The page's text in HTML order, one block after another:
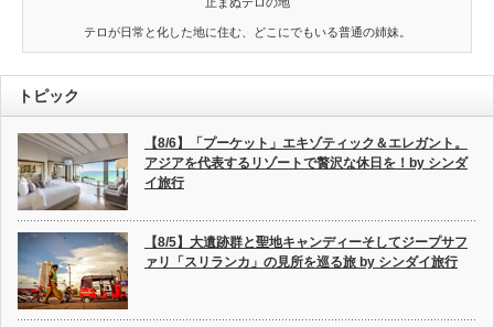
テロが日常と化した地に住む、どこにでもいる普通の姉妹。
トピック
【8/6】「プーケット」エキゾティック＆エレガント。
アジアを代表するリゾートで贅沢な休日を！by シンダ
イ旅行
【8/5】大遺跡群と聖地キャンディーそしてジープサフ
ァリ「スリランカ」の見所を巡る旅 by シンダイ旅行